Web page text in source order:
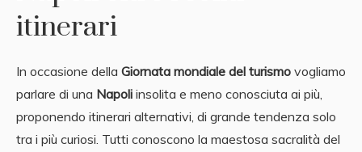
itinerari
In occasione della Giornata mondiale del turismo vogliamo
parlare di una Napoli insolita e meno conosciuta ai più,
proponendo itinerari alternativi, di grande tendenza solo
tra i più curiosi. Tutti conoscono la maestosa sacralità del